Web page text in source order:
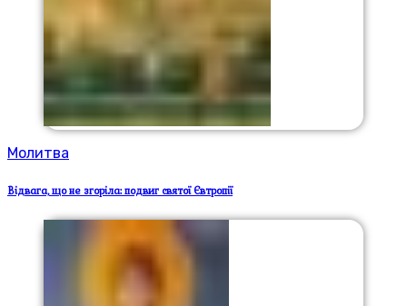
Молитва
Відвага, що не згоріла: подвиг святої Євтропії